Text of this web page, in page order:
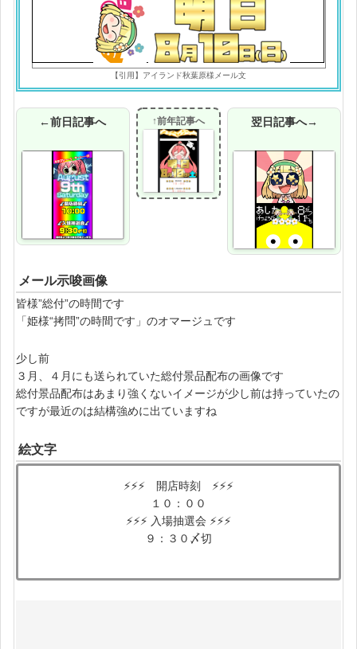
【引用】アイランド秋葉原様メール文
←前日記事へ ↑前年記事へ 翌日記事へ→
メール示唆画像
皆様”総付”の時間です
「姫様“拷問”の時間です」のオマージュです
少し前
３月、４月にも送られていた総付景品配布の画像です
総付景品配布はあまり強くないイメージが少し前は持っていたの
ですが最近のは結構強めに出ていますね
絵文字
⚡️⚡️⚡️ 開店時刻 ⚡️⚡️⚡️
１０：００
⚡️⚡️⚡️ 入場抽選会 ⚡️⚡️⚡️
９：３０〆切